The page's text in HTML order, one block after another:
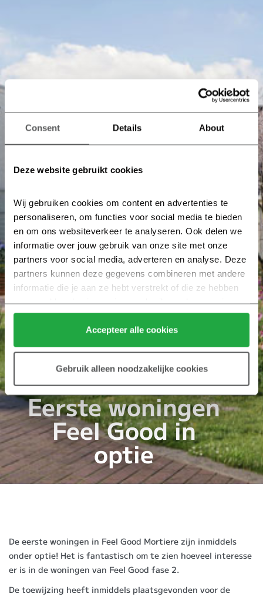
Consent Details About
Deze website gebruikt cookies
Wij gebruiken cookies om content en advertenties te
personaliseren, om functies voor social media te bieden
en om ons websiteverkeer te analyseren. Ook delen we
informatie over jouw gebruik van onze site met onze
partners voor social media, adverteren en analyse. Deze
partners kunnen deze gegevens combineren met andere
informatie die je aan ze hebt verstrekt of die ze hebben
verzameld op basis van jouw gebruik van hun services.
Klik hier voor meer informatie over ons cookiebeleid.
Accepteer alle cookies
Gebruik alleen noodzakelijke cookies
Eerste woningen
Feel Good in
optie
De eerste woningen in Feel Good Mortiere zijn inmiddels
onder optie! Het is fantastisch om te zien hoeveel interesse
er is in de woningen van Feel Good fase 2.
De toewijzing heeft inmiddels plaatsgevonden voor de